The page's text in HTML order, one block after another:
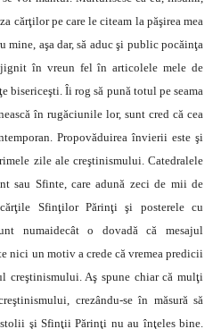
cărţilor pe care le citeam la păşirea mea
mine, aşa dar, să aduc şi public pocăinţa
în vreun fel în articolele mele de
bisericeşti. Îi rog să pună totul pe seama
în rugăciunile lor, sunt cred că cea
Propovăduirea învierii este şi
zile ale creştinismului. Catedralele
sau Sfinte, care adună zeci de mii de
Sfinţilor Părinţi şi posterele cu
numaidecât o dovadă că mesajul
nici un motiv a crede că vremea predicii
creştinismului. Aş spune chiar că mulţi
crezându-se în măsură să
şi Sfinţii Părinţi nu au înţeles bine.